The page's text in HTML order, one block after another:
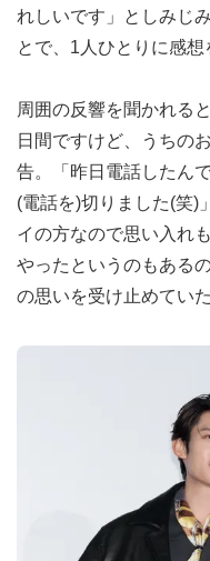
れしいです」としみじ
とで、1人ひとりに感想
周囲の反響を聞かれる
日間ですけど、うちの
告。「昨日電話したん
(電話を)切りました(笑)
イの方なので思い入れ
やったというのもある
の思いを受け止めていた